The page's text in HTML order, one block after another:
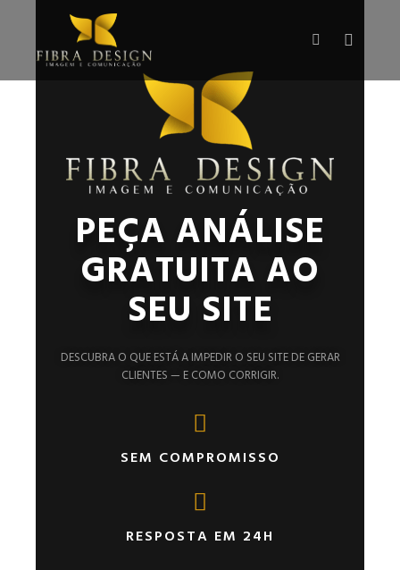
PEÇA ANÁLISE
GRATUITA AO
SEU SITE
DESCUBRA O QUE ESTÁ A IMPEDIR O SEU SITE DE GERAR
CLIENTES — E COMO CORRIGIR.
SEM COMPROMISSO
RESPOSTA EM 24H